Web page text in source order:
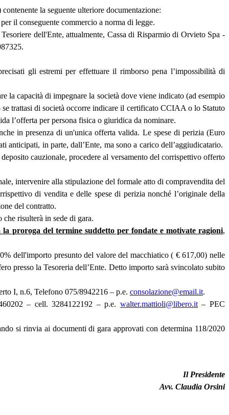
la seguente ulteriore documentazione:
il conseguente commercio a norma di legge.
dell'Ente, attualmente, Cassa di Risparmio di Orvieto Spa -
gli estremi per effettuare il rimborso pena l’impossibilità di
la capacità di impegnare la società dove viene indicato (ad esempio
trattasi di società occorre indicare il certificato CCIAA o lo Statuto
l’offerta per persona fisica o giuridica da nominare.
in presenza di un'unica offerta valida. Le spese di perizia (Euro
anticipati, in parte, dall’Ente, ma sono a carico dell’aggiudicatario.
cauzionale, procedere al versamento del corrispettivo offerto
intervenire alla stipulazione del formale atto di compravendita del
di vendita e delle spese di perizia nonché l’originale della
del contratto.
risulterà in sede di gara.
proroga del termine suddetto per fondate e motivate ragioni,
dell'importo presunto del valore del macchiatico ( € 617,00) nelle
presso la Tesoreria dell’Ente. Detto importo sarà svincolato subito
I, n.6, Telefono 075/8942216 – p.e. consolazione@email.it.
– cell. 3284122192 – p.e. walter.mattioli@libero.it– PEC
si rinvia ai documenti di gara approvati con determina 118/2020
Il Presidente
Avv. Claudia Orsini